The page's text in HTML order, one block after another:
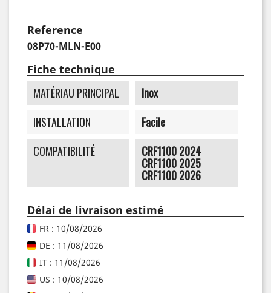
Reference
08P70-MLN-E00
Fiche technique
MATÉRIAU PRINCIPAL
Inox
INSTALLATION
Facile
COMPATIBILITÉ
CRF1100 2024
CRF1100 2025
CRF1100 2026
Délai de livraison estimé
FR : 10/08/2026
DE : 11/08/2026
IT : 11/08/2026
US : 10/08/2026